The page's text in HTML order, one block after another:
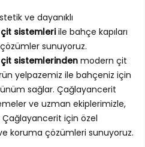
ve dayanıklı
sistemleriile bahçe kapıları
sunuyoruz.
sistemlerindenmodern çit
yelpazemiz ile bahçeniz için
sağlar. Çağlayancerit
ve uzman ekiplerimizle,
için özel
koruma çözümleri sunuyoruz.